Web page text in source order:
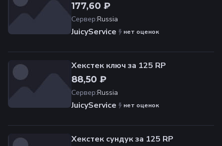
177,60 ₽
Сервер:Russia
JuicyService нет оценок
Хекстек ключ за 125 RP
88,50 ₽
Сервер:Russia
JuicyService нет оценок
Хекстек сундук за 125 RP